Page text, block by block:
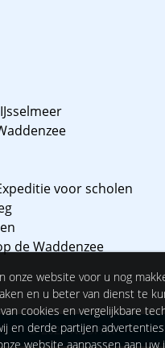
voor scholen
de Waddenzee
©2026NAUPAR
onze website voor u nog
en u beter van dienst te
cookies en vergelijkbare
en derde partijen
website aanpassen aan uw